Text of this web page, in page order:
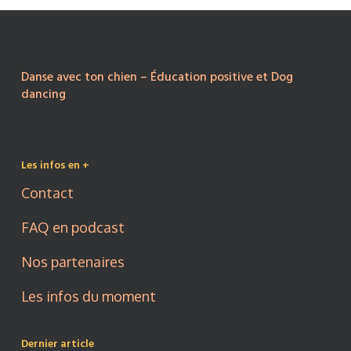
Danse avec ton chien – Éducation positive et Dog
dancing
Les infos en +
Contact
FAQ en podcast
Nos partenaires
Les infos du moment
Dernier article